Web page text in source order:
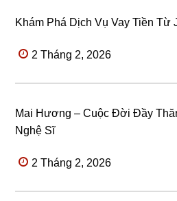
Khám Phá Dịch Vụ Vay Tiền Từ
2 Tháng 2, 2026
Mai Hương – Cuộc Đời Đầy
Nghệ Sĩ
2 Tháng 2, 2026